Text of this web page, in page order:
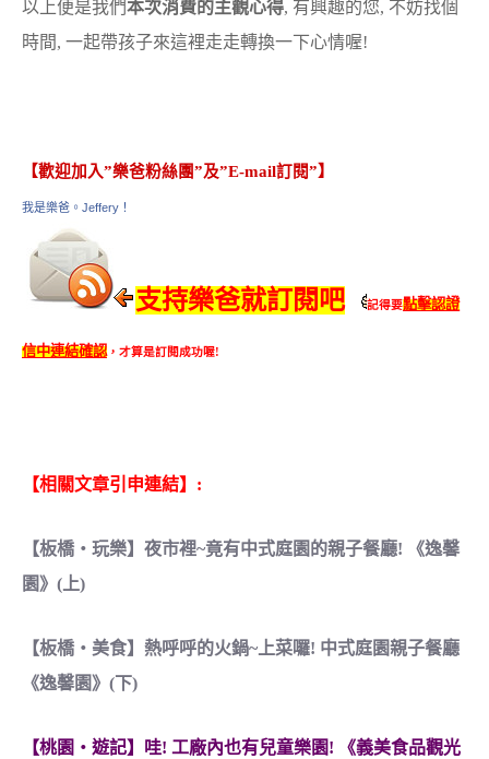
以上便是我們本次消費的主觀心得, 有興趣的您, 不妨找個
時間, 一起帶孩子來這裡走走轉換一下心情喔!
【歡迎加入”樂爸粉絲團”及”E-mail訂閱”】
我是樂爸。Jeffery！
支持樂爸就訂閱吧 記得要點擊認證
信中連結確認，才算是訂閱成功喔!
【相關文章引申連結】:
【板橋‧玩樂】夜市裡~竟有中式庭園的親子餐廳! 《逸馨
園》(上)
【板橋‧美食】熱呼呼的火鍋~上菜囉! 中式庭園親子餐廳
《逸馨園》(下)
【桃園‧遊記】哇! 工廠內也有兒童樂園! 《義美食品觀光